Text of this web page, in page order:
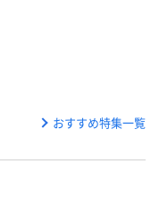
おすすめ特集一覧